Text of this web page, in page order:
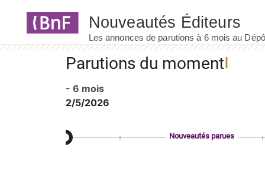
Parutions du moment
- 6 mois
2/5/2026
Nouveautés parues